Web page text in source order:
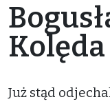
Kolęda
Już stąd